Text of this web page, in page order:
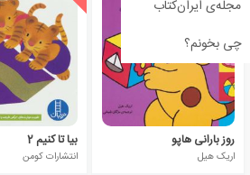
مجله‌ی ایران‌کتاب
چی بخونم؟
روز بارانی هاپو
اریک هیل
بیا تا کنیم 2
انتشارات کومن